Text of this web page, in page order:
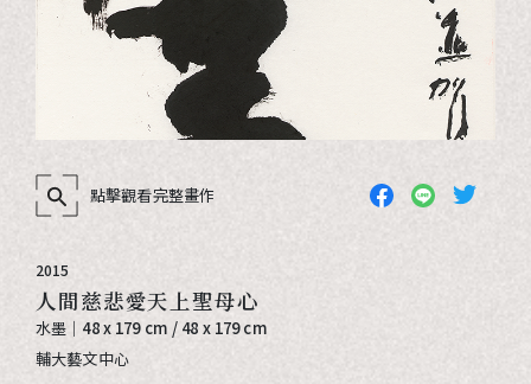
點擊觀看完整畫作
2015
人間慈悲愛天上聖母心
水墨｜ 48 x 179 cm / 48 x 179 cm
輔大藝文中心